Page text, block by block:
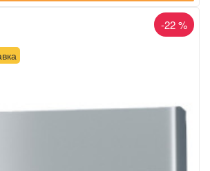
-22 %